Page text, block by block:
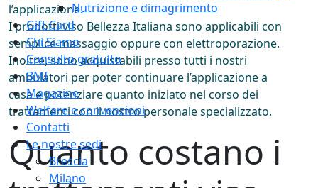
Nutrizione e dimagrimento
Gift Card
Chi Siamo
Consulto gratuito
BMI
Magazine
Welfare e convenzioni
Contatti
Le nostre sedi
Brescia
Milano
l’applicazione.
I prodotti viso Bellezza Italiana sono applicabili con
semplice massaggio oppure con elettroporazione.
Inoltre, sono acquistabili presso tutti i nostri
ambulatori per poter continuare l’applicazione a
casa e potenziare quanto iniziato nel corso dei
trattamenti con il nostro personale specializzato.
Quanto costano i